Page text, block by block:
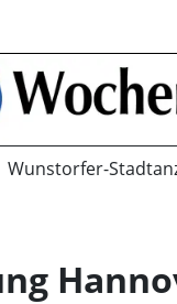
Wunstorfer-